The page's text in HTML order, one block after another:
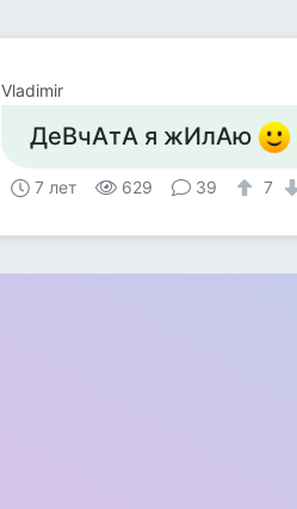
Vladimir
ДеВчАтА я жИлАю
7 лет 629 39 7